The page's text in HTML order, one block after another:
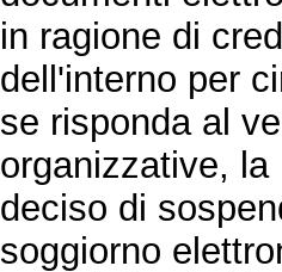
in ragione di
dell'interno per
se risponda al
organizzative,
deciso di
soggiorno